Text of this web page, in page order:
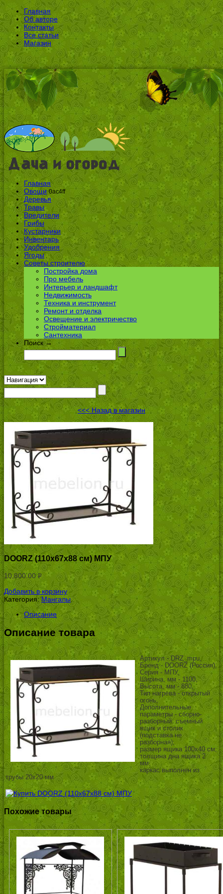
Главная
Об авторе
Контакты
Все статьи
Магазин
Главная
Овощи 0ac4ff
Деревья
Травы
Вредители
Грибы
Кустарники
Инвентарь
Удобрения
Ягоды
Советы строителю
Постройка дома
Про мебель
Интерьер и ландшафт
Недвижимость
Техника и инструмент
Ремонт и отделка
Освещение и электричество
Стройматериал
Сантехника
Поиск →
<<< Назад в магазин
DOORZ (110x67x88 см) МПУ
10,800.00Р
УБ.
Добавить в корзину
Категория:Мангалы.
Описание
Описание товара
Артикул - DRZ_mpu,
Бренд - DOORZ (Россия),
Серия - МПУ,
Ширина, мм - 1100,
Высота, мм - 880,
Тип нагрева - открытый
огонь,
Дополнительные
параметры - сборно-
разборный: съемный
ящик и столик
(подставка не
разборная);
размер ящика 100х40 см;
толщина дна ящика 2
мм;
каркас выполнен из
трубы 20х20 мм
Похожие товары